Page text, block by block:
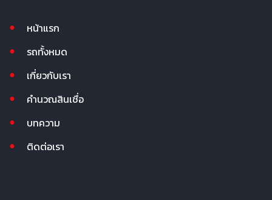
หน้าแรก
รถทั้งหมด
เกี่ยวกับเรา
คำนวณสินเชื่อ
บทความ
ติดต่อเรา